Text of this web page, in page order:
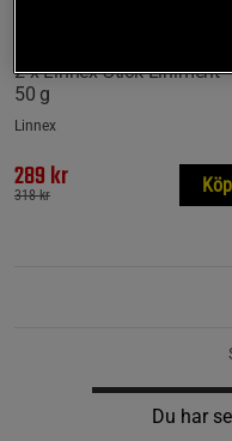
2 x Linnex Stick Liniment
50 g
Linnex
289 kr
318 kr Köp
Du har